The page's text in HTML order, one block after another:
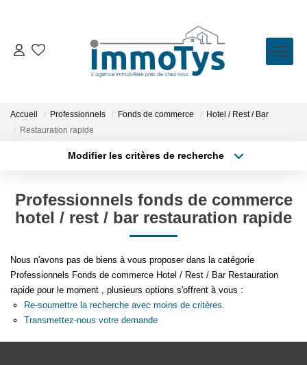
VENTE
LOCATION
ESTIMATION
BIENS VENDUS
L'AGENCE
Présentation
L'équipe
Partenaires
Accueil Professionnels Fonds de commerce
Hotel / Rest / Bar
Restauration rapide
Modifier les critères de recherche
Sélectionnez...
Type de bien
Surface min
Créer une alerte
Professionnels fonds de commerce
hotel / rest / bar restauration rapide
Nous n'avons pas de biens à vous proposer dans la catégorie
Professionnels Fonds de commerce Hotel / Rest / Bar Restauration
rapide pour le moment , plusieurs options s'offrent à vous :
Re-soumettre la recherche avec moins de critères.
Transmettez-nous votre demande